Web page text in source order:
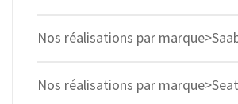
Nos réalisations par
Nos réalisations par marque>Seat